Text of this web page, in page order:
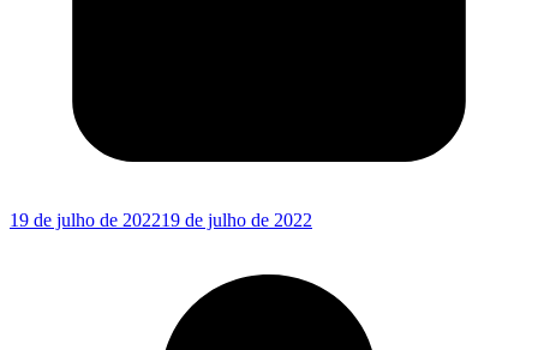
19 de julho de 202219 de julho de 2022